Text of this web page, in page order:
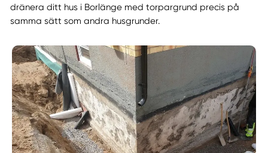
dränera ditt hus i Borlänge med torpargrund precis på
samma sätt som andra husgrunder.